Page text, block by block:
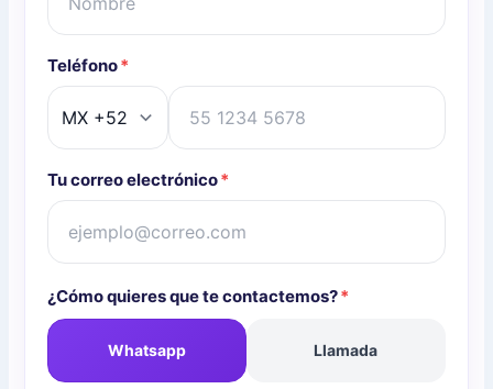
Teléfono*
Tu correo electrónico*
¿Cómo quieres que te contactemos?*
Whatsapp Llamada